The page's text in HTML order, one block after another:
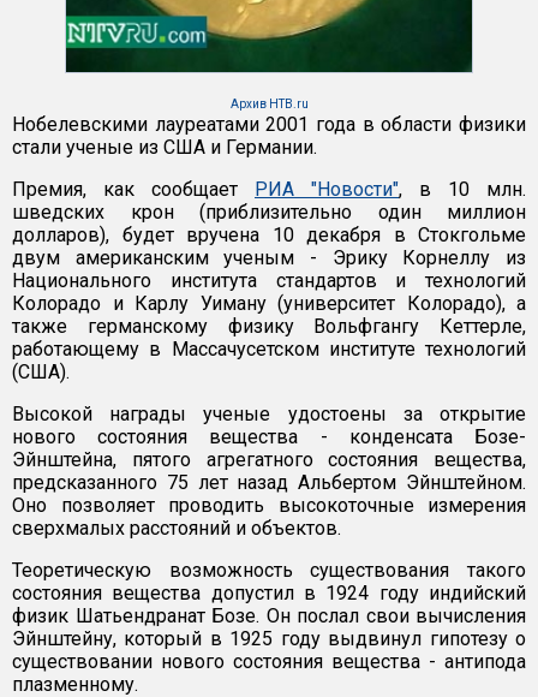
Архив НТВ.ru
Нобелевскими лауреатами 2001 года в области физики
стали ученые из США и Германии.
Премия, как сообщает РИА "Новости", в 10 млн.
шведских крон (приблизительно один миллион
долларов), будет вручена 10 декабря в Стокгольме
двум американским ученым - Эрику Корнеллу из
Национального института стандартов и технологий
Колорадо и Карлу Уиману (университет Колорадо), а
также германскому физику Вольфгангу Кеттерле,
работающему в Массачусетском институте технологий
(США).
Высокой награды ученые удостоены за открытие
нового состояния вещества - конденсата Бозе-
Эйнштейна, пятого агрегатного состояния вещества,
предсказанного 75 лет назад Альбертом Эйнштейном.
Оно позволяет проводить высокоточные измерения
сверхмалых расстояний и объектов.
Теоретическую возможность существования такого
состояния вещества допустил в 1924 году индийский
физик Шатьендранат Бозе. Он послал свои вычисления
Эйнштейну, который в 1925 году выдвинул гипотезу о
существовании нового состояния вещества - антипода
плазменному.